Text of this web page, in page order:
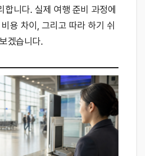
합니다. 실제 여행 준비 과정에
용 차이, 그리고 따라 하기 쉬
겠습니다.